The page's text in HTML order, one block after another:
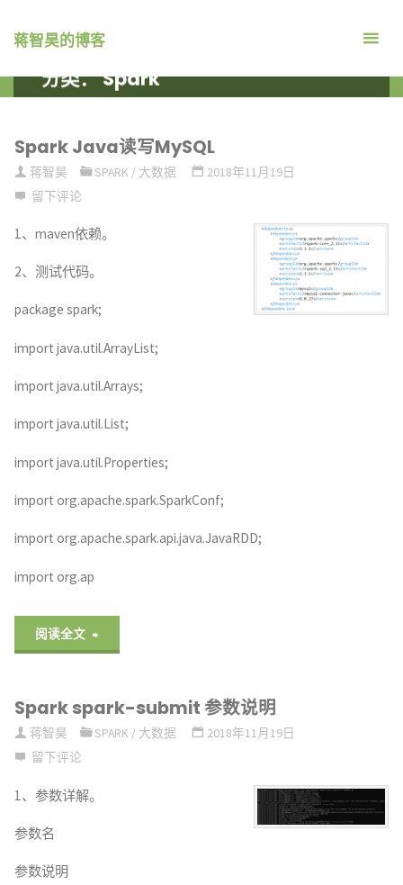
蒋智昊的博客
分类：Spark
Spark Java读写MySQL
蒋智昊 SPARK / 大数据
2018年11月19日
留下评论
1、maven依赖。
2、测试代码。
package spark;
import java.util.ArrayList;
import java.util.Arrays;
import java.util.List;
import java.util.Properties;
import org.apache.spark.SparkConf;
import org.apache.spark.api.java.JavaRDD;
import org.ap
阅读全文
读
Spark spark-submit 参数说明
蒋智昊 SPARK / 大数据
2018年11月19日
留下评论
1、参数详解。
参数名
参数说明